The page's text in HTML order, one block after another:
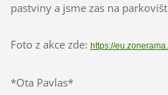
pastviny a jsme zas na
Foto z akce zde: https://
*Ota Pavlas*